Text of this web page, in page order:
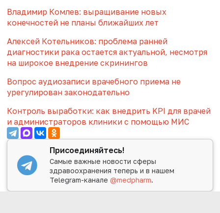
Владимир Комлев: выращивание новых
конечностей не планы ближайших лет
Алексей Котельников: проблема ранней
диагностики рака остается актуальной, несмотря
на широкое внедрение скринингов
Вопрос аудиозаписи врачебного приема не
урегулирован законодательно
Контроль выработки: как внедрить KPI для врачей
и администраторов клиники с помощью МИС
Присоединяйтесь!
Самые важные новости сферы
здравоохранения теперь и в нашем
Telegram-канале@medpharm.